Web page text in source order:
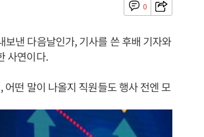
0
낸 다음날인가, 기사를 쓴 후배 기자와
사연이다.
떤 말이 나올지 직원들도 행사 전엔 모